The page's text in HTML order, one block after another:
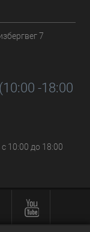
7
-18:00
10:00 до 18:00